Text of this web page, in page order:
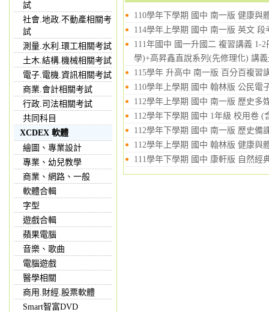
試
社會.地政.不動產相關考
試
測量.水利.環工相關考試
土木.結構.機械相關考試
電子.電機.資訊相關考試
商業.會計相關考試
行政.司法相關考試
共同科目
XCDEX 軟體
繪圖、專業設計
專業、幼兒教學
商業、網路、一般
軟體合輯
字型
遊戲合輯
蘋果電腦
音樂、歌曲
電腦遊戲
醫學相關
商用.財經.股票軟體
Smart智富DVD
110學年下學期 國中 南一版 健康與
114學年上學期 國中 南一版 英文
111年國中 國一升國二 複習講義 1-
學)+高昇鑫直說系列(先修理化) 講
115學年 升高中 南一版 百分百複習
110學年上學期 國中 翰林版 公民電
112學年上學期 國中 南一版 歷史多
112學年下學期 國中 1年級 校用卷
112學年下學期 國中 南一版 歷史備
112學年上學期 國中 翰林版 健康與
111學年下學期 國中 康軒版 自然經